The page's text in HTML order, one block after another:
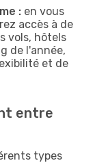
: en vous
accès à de
vols, hôtels
de l'année,
et de
entre
types